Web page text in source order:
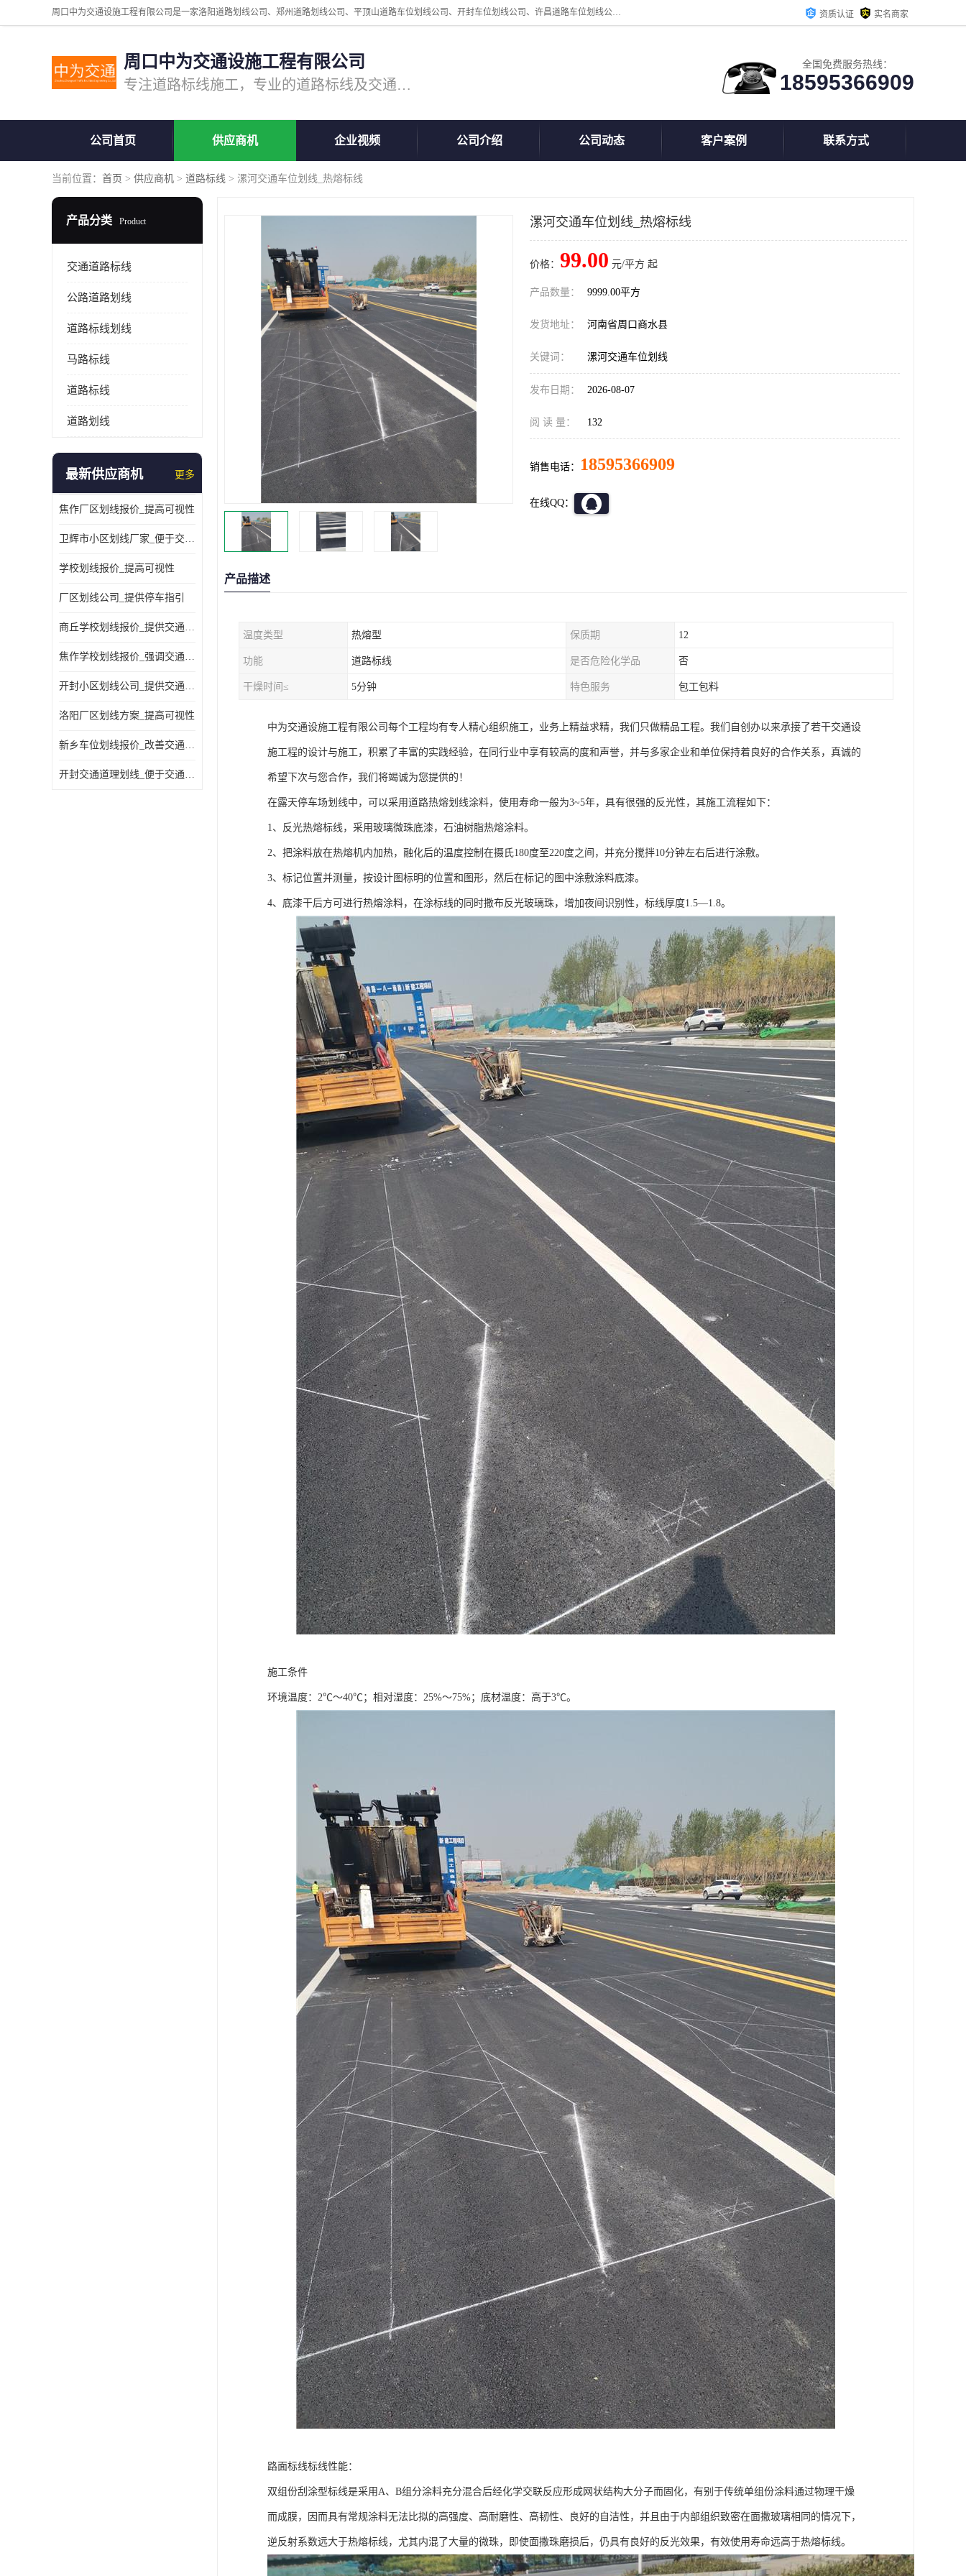
周口中为交通设施工程有限公司是一家洛阳道路划线公司、郑州道路划线公司、平顶山道路车位划线公司、开封车位划线公司、许昌道路车位划线公司、漯河道路车位划线公司，公司始终坚持“诚信、匠心、专注”的宗旨；我们的经营理念是：的服务。 资质认证 实名商家
周口中为交通设施工程有限公司
专注道路标线施工，专业的道路标线及交通设施施工服务商!
全国免费服务热线：
18595366909
公司首页 供应商机 企业视频 公司介绍 公司动态 客户案例 联系方式
当前位置： 首页 > 供应商机 > 道路标线 > 漯河交通车位划线_热熔标线
产品分类 Product
交通道路标线
公路道路划线
道路标线划线
马路标线
道路标线
道路划线
最新供应商机 更多
焦作厂区划线报价_提高可视性
卫辉市小区划线厂家_便于交通管理
学校划线报价_提高可视性
厂区划线公司_提供停车指引
商丘学校划线报价_提供交通信息
焦作学校划线报价_强调交通规则
开封小区划线公司_提供交通信息
洛阳厂区划线方案_提高可视性
新乡车位划线报价_改善交通效率
开封交通道理划线_便于交通管理
漯河交通车位划线_热熔标线
价格： 99.00 元/平方 起
产品数量： 9999.00平方
发货地址： 河南省周口商水县
关键词： 漯河交通车位划线
发布日期： 2026-08-07
阅 读 量： 132
销售电话： 18595366909
在线QQ：
产品描述
温度类型 热熔型 保质期 12
功能 道路标线 是否危险化学品 否
干燥时间≤ 5分钟 特色服务 包工包料
中为交通设施工程有限公司每个工程均有专人精心组织施工，业务上精益求精，我们只做精品工程。我们自创办以来承接了若干交通设
施工程的设计与施工，积累了丰富的实践经验，在同行业中享有较高的度和声誉，并与多家企业和单位保持着良好的合作关系，真诚的
希望下次与您合作，我们将竭诚为您提供的！
在露天停车场划线中，可以采用道路热熔划线涂料，使用寿命一般为3~5年，具有很强的反光性，其施工流程如下：
1、反光热熔标线，采用玻璃微珠底漆，石油树脂热熔涂料。
2、把涂料放在热熔机内加热，融化后的温度控制在摄氏180度至220度之间，并充分搅拌10分钟左右后进行涂敷。
3、标记位置并测量，按设计图标明的位置和图形，然后在标记的图中涂敷涂料底漆。
4、底漆干后方可进行热熔涂料，在涂标线的同时撒布反光玻璃珠，增加夜间识别性，标线厚度1.5—1.8。
施工条件
环境温度：2℃～40℃；相对湿度：25%～75%；底材温度：高于3℃。
路面标线标线性能：
双组份刮涂型标线是采用A、B组分涂料充分混合后经化学交联反应形成网状结构大分子而固化，有别于传统单组份涂料通过物理干燥
而成膜，因而具有常规涂料无法比拟的高强度、高耐磨性、高韧性、良好的自洁性，并且由于内部组织致密在面撒玻璃相同的情况下，
逆反射系数远大于热熔标线，尤其内混了大量的微珠，即使面撒珠磨损后，仍具有良好的反光效果，有效使用寿命远高于热熔标线。